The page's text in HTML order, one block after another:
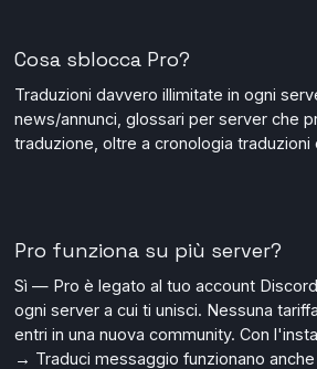
Cosa sblocca Pro?
Traduzioni davvero illimitate in ogni
news/annunci, glossari per server che
traduzione, oltre a cronologia
Pro funziona su più server?
Sì — Pro è legato al tuo account
ogni server a cui ti unisci. Nessuna
entri in una nuova community. Con
→ Traduci messaggio funzionano